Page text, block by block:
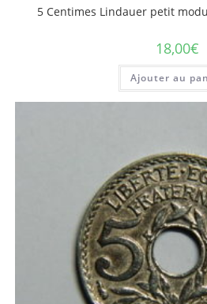
5 Centimes Lindauer petit
18,00€
Ajouter au